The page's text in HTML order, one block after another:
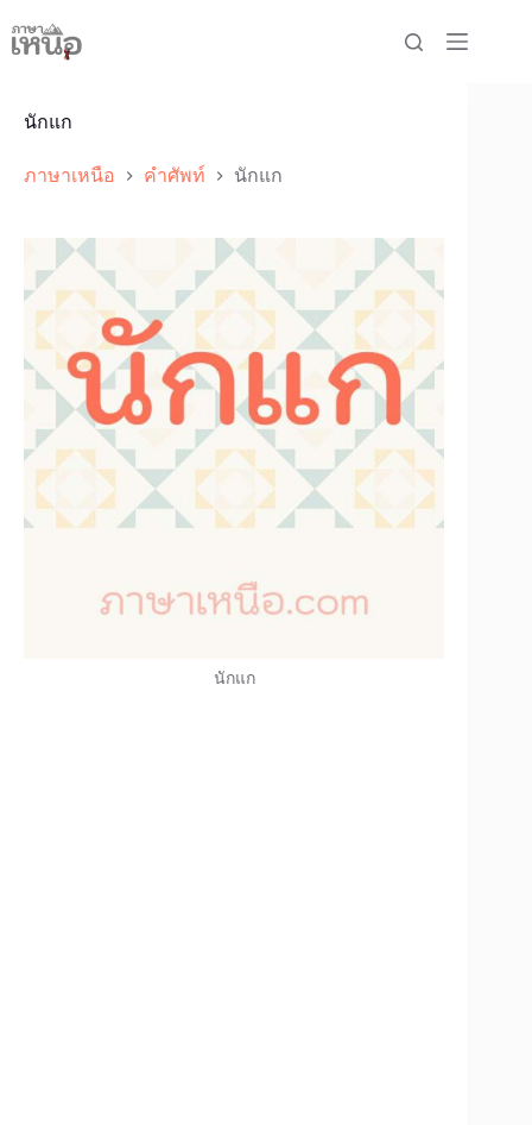
to
content
นักแก
ภาษาเหนือ คำศัพท์ นักแก
นักแก